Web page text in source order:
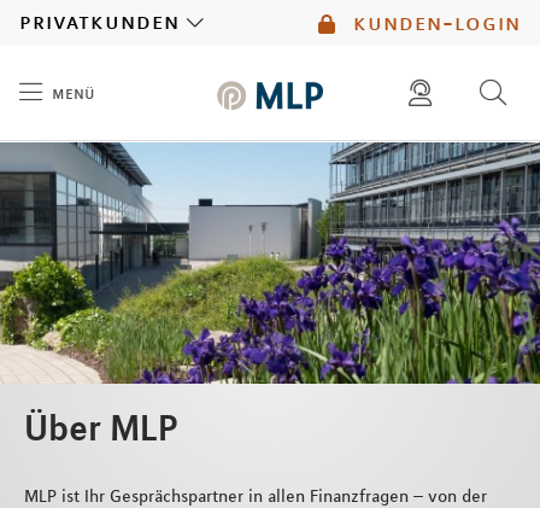
kunden-login
privatkunden
menü
diese website durchsuchen
mlp berater finden
Über MLP
MLP ist Ihr Gesprächspartner in allen Finanzfragen – von der